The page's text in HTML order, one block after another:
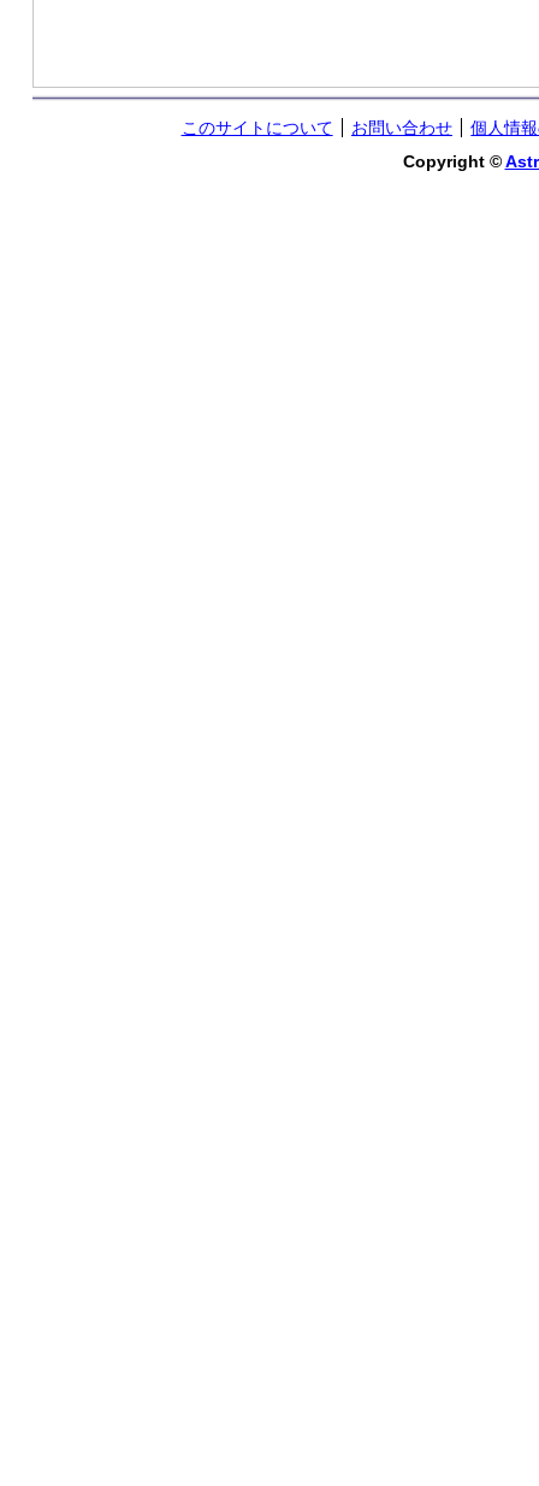
このサイトについて お問い合わせ
個人情
Copyright ©